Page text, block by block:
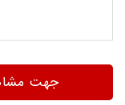
جهت